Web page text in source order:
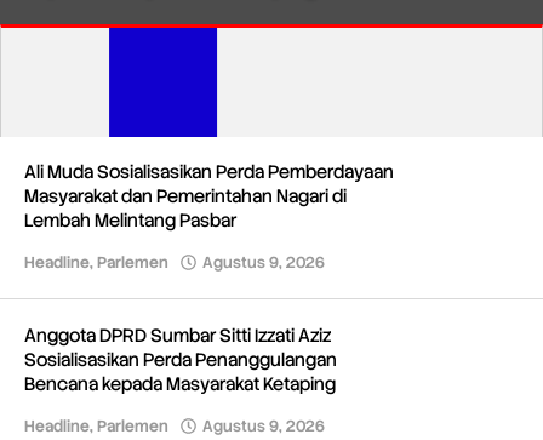
Kliksiar.com
Ali Muda Sosialisasikan Perda Pemberdayaan
Masyarakat dan Pemerintahan Nagari di
Lembah Melintang Pasbar
Headline,Parlemen Agustus 9, 2026
Anggota DPRD Sumbar Sitti Izzati Aziz
Sosialisasikan Perda Penanggulangan
Bencana kepada Masyarakat Ketaping
Headline,Parlemen Agustus 9, 2026